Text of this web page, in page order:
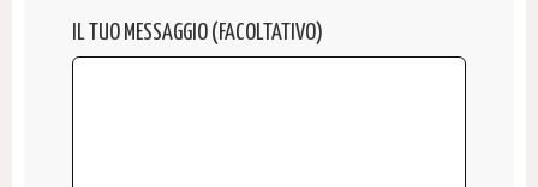
IL TUO MESSAGGIO (FACOLTATIVO)